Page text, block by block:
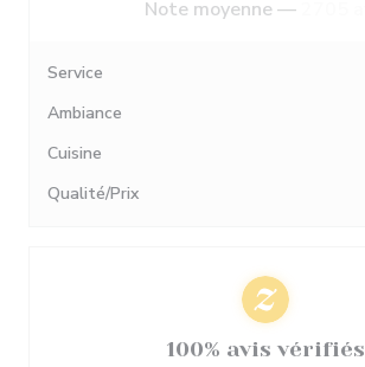
Note moyenne —
Service
Ambiance
Cuisine
Qualité/Prix
100% avis vérifiés